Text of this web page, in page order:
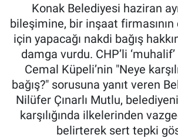
Konak Belediyesi haziran
bileşimine, bir inşaat firmasının
için yapacağı nakdi bağış
damga vurdu. CHP’li
Cemal Küpeli’nin "Neye
bağış?" sorusuna yanıt veren
Nilüfer Çınarlı Mutlu,
karşılığında ilkelerinden
belirterek sert tepki
Tüm Manşetler
Son Dakika Haberleri
Haber Arşivi